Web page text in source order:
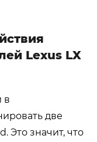
Lexus LX
в
две
Это значит, что